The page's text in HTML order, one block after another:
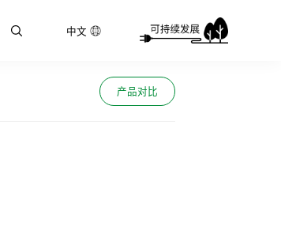
中文
产品对比